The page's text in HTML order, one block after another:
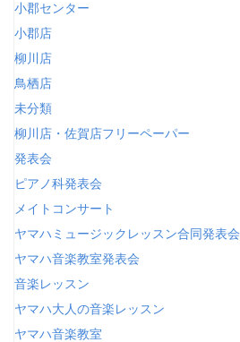
小郡センター
小郡店
柳川店
鳥栖店
未分類
柳川店・佐賀店フリーペーパー
発表会
ピアノ科発表会
メイトコンサート
ヤマハミュージックレッスン合同発表会
ヤマハ音楽教室発表会
音楽レッスン
ヤマハ大人の音楽レッスン
ヤマハ音楽教室